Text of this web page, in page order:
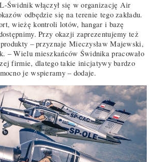
Świdnik włączył się w organizację Air
odbędzie się na terenie tego zakładu.
wieżę kontroli lotów, hangar i bazę
Przy okazji zaprezentujemy też
– przyznaje Mieczysław Majewski,
– Wielu mieszkańców Świdnika pracowało
firmie, dlatego takie inicjatywy bardzo
je wspieramy – dodaje.